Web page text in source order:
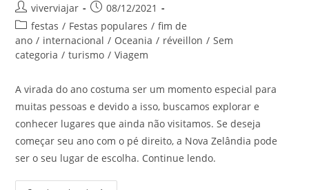
Autor
do
post:
viverviajar
Post
publicado:
08/12/2021
Categoria
do
post:
festas / Festas populares / fim de
ano / internacional / Oceania / réveillon / Sem
categoria / turismo / Viagem
A virada do ano costuma ser um momento especial para
muitas pessoas e devido a isso, buscamos explorar e
conhecer lugares que ainda não visitamos. Se deseja
começar seu ano com o pé direito, a Nova Zelândia pode
ser o seu lugar de escolha. Continue lendo.